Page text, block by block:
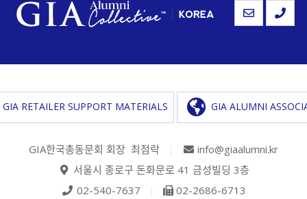
RETAILER SUPPORT MATERIALS GIA ALUMNI
GIA한국총동문회 회장 최점락
info@giaalumni.kr
서울시 종로구 돈화문로 41 금성빌딩 3층
02-540-7637
02-2686-6713